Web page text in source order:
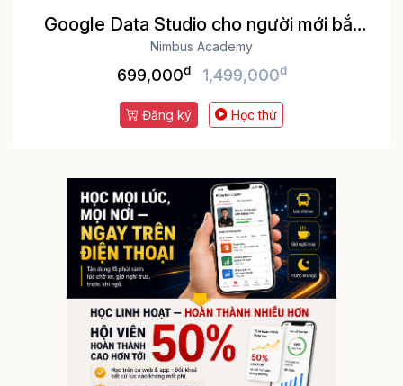
Google Data Studio cho người mới bắt
đầu
Nimbus Academy
699,000đ 1,499,000đ
Đăng ký Học thử